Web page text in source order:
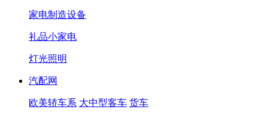
家电制造设备
礼品小家电
灯光照明
汽配网
欧美轿车系 大中型客车 货车